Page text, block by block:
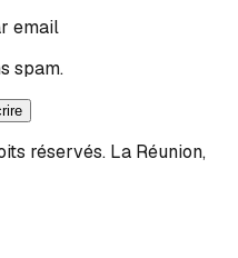
email
spam.
réservés. La Réunion,